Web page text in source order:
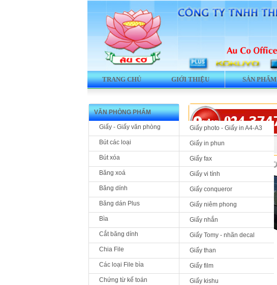
TRANG CHỦ GIỚI THIỆU SẢN PHẨM
VĂN PHÒNG PHẨM
Giấy - Giấy văn phòng Giấy photo - Giấy in A4-A3
Giấy in phun
Giấy fax
Giấy vi tính
Giấy conqueror
Giấy niêm phong
Giấy nhắn
Giấy Tomy - nhãn decal
Giấy than
Giấy film
Giấy kishu
Bút các loại
Bút xóa
Băng xoá
Băng dính
Băng dán Plus
Bìa
Cắt băng dính
Chia File
Các loại File bìa
Chứng từ kế toán